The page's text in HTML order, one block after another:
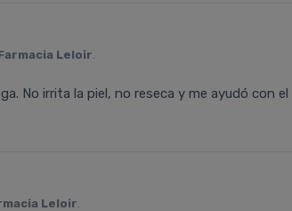
Leloir.
No irrita la piel, no reseca y me ayudó con el
Leloir.